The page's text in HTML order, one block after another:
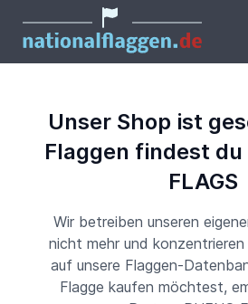
Unser Shop ist
Flaggen findest du
FLAGS
Wir betreiben unseren
nicht mehr und
auf unsere Flaggen-
Flagge kaufen möchtest,